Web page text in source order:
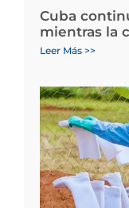
Cuba
mientras la
Leer Más >>